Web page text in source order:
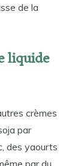
de la
liquide
crèmes
par
des yaourts
par du